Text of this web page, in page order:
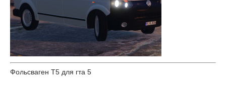
Фольсваген Т5 для гта 5